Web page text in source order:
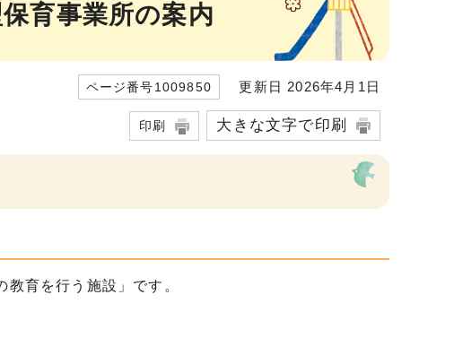
育事業所の案内
ページ番号1009850 更新日 2026年4月1日
印刷 大きな文字で印刷
育を行う施設」です。